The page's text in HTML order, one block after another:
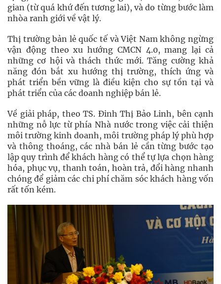
gian (từ quá khứ đến tương lai), và do từng bước làm
nhòa ranh giới về vật lý.
Thị trường bản lẻ quốc tế và Việt Nam không ngừng
vận động theo xu hướng CMCN 4.0, mang lại cả
những cơ hội và thách thức mới. Tăng cường khả
năng đón bắt xu hướng thị trường, thích ứng và
phát triển bền vững là điều kiện cho sự tồn tại và
phát triển của các doanh nghiệp bán lẻ.
Về giải pháp, theo TS. Đinh Thị Bảo Linh, bên cạnh
những nỗ lực từ phía Nhà nước trong việc cải thiện
môi trường kinh doanh, môi trường pháp lý phù hợp
và thông thoáng, các nhà bán lẻ cần từng bước tạo
lập quy trình để khách hàng có thể tự lựa chọn hàng
hóa, phục vụ, thanh toán, hoàn trả, đổi hàng nhanh
chóng để giảm các chi phí chăm sóc khách hàng vốn
rất tốn kém.